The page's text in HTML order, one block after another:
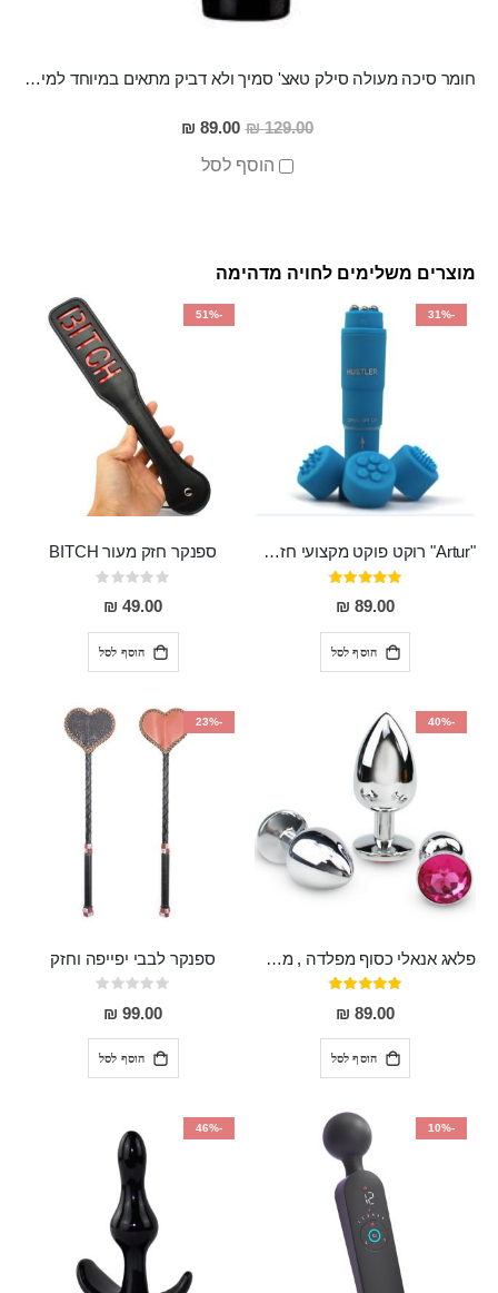
חומר סיכה מעולה סילק טאצ' סמיך ולא דביק מתאים במיוחד למין אנאלי
129.00 ₪
מחיר
מבצע
89.00 ₪
הוסף לסל
מוצרים משלימים לחויה מדהימה
-31%
"Artur" רוקט פוקט מקצועי חזק במיוחד
דירוג:
95%
89.00 ₪
הוסף לסל
-51%
ספנקר חזק מעור BITCH
Rating:
0%
49.00 ₪
הוסף לסל
-40%
פלאג אנאלי כסוף מפלדה , מתאים ללבישה מתחת לבגדים, בגודל 7.3 על 2.8 ס"מ
דירוג:
97%
89.00 ₪
הוסף לסל
-23%
ספנקר לבבי יפייפה וחזק
Rating:
0%
99.00 ₪
הוסף לסל
-10%
-46%